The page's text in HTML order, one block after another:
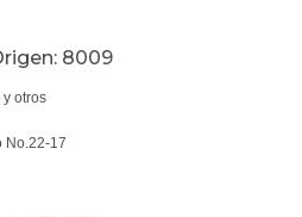
8009
otros
No.22-17